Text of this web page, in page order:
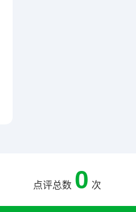
点评总数 0 次